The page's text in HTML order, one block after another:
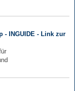
- INGUIDE - Link zur